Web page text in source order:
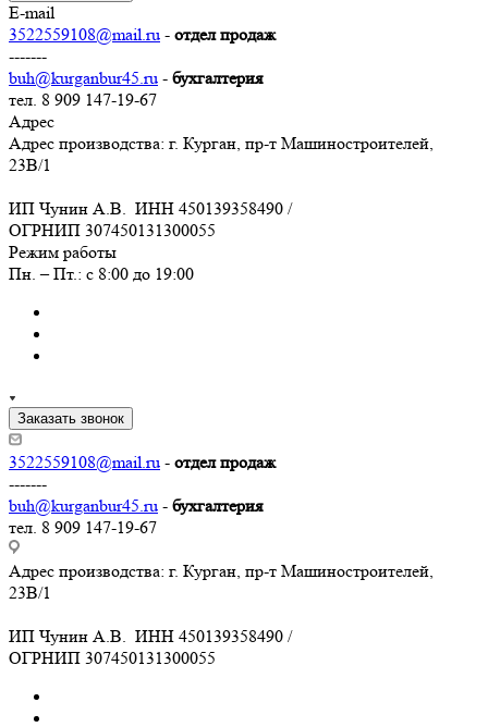
E-mail
3522559108@mail.ru - отдел продаж
-------
buh@kurganbur45.ru - бухгалтерия
тел. 8 909 147-19-67
Адрес
Адрес производства: г. Курган, пр-т Машиностроителей,
23В/1
ИП Чунин А.В. ИНН 450139358490 /
ОГРНИП 307450131300055
Режим работы
Пн. – Пт.: с 8:00 до 19:00
Заказать звонок
3522559108@mail.ru - отдел продаж
-------
buh@kurganbur45.ru - бухгалтерия
тел. 8 909 147-19-67
Адрес производства: г. Курган, пр-т Машиностроителей,
23В/1
ИП Чунин А.В. ИНН 450139358490 /
ОГРНИП 307450131300055